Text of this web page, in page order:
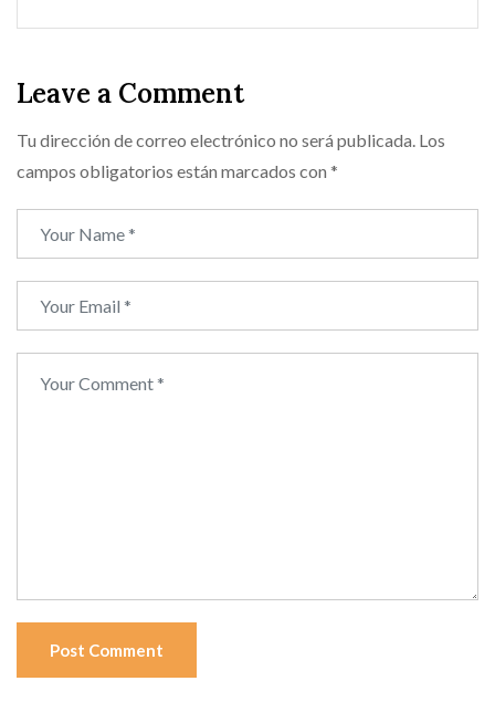
Leave a Comment
Tu dirección de correo electrónico no será publicada. Los
campos obligatorios están marcados con *
Post Comment